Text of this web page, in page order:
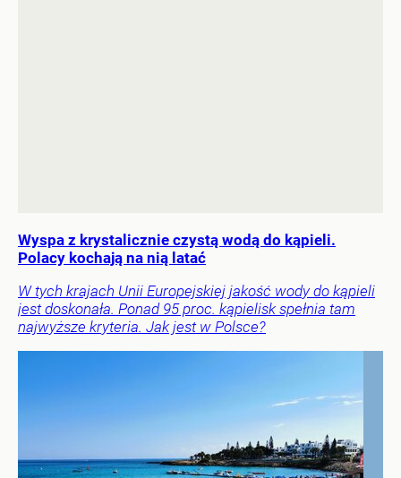
Wyspa z krystalicznie czystą wodą do kąpieli.
Polacy kochają na nią latać
W tych krajach Unii Europejskiej jakość wody do kąpieli
jest doskonała. Ponad 95 proc. kąpielisk spełnia tam
najwyższe kryteria. Jak jest w Polsce?